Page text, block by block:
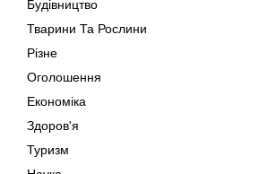
Будівництво
Тварини Та Рослини
Різне
Оголошення
Економіка
Здоров'я
Туризм